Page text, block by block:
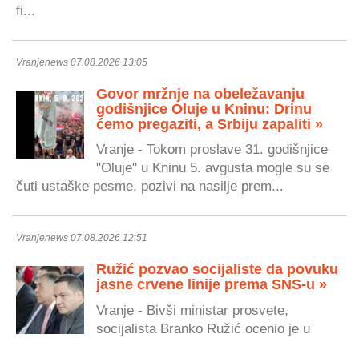
fi...
Vranjenews 07.08.2026 13:05
Govor mržnje na obeležavanju
godišnjice Oluje u Kninu: Drinu
ćemo pregaziti, a Srbiju zapaliti »
Vranje - Tokom proslave 31. godišnjice
"Oluje" u Kninu 5. avgusta mogle su se
čuti ustaške pesme, pozivi na nasilje prem...
Vranjenews 07.08.2026 12:51
Ružić pozvao socijaliste da povuku
jasne crvene linije prema SNS-u »
Vranje - Bivši ministar prosvete,
socijalista Branko Ružić ocenio je u